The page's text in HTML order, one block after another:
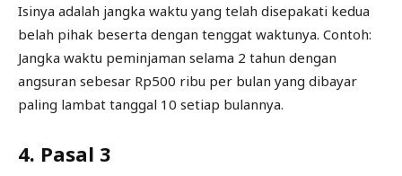
Isinya adalah jangka waktu yang telah disepakati kedua
belah pihak beserta dengan tenggat waktunya. Contoh:
Jangka waktu peminjaman selama 2 tahun dengan
angsuran sebesar Rp500 ribu per bulan yang dibayar
paling lambat tanggal 10 setiap bulannya.
4. Pasal 3